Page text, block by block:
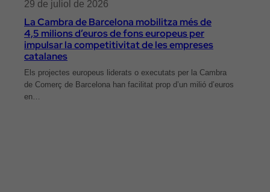
29 de juliol de 2026
La Cambra de Barcelona mobilitza més de
4,5 milions d’euros de fons europeus per
impulsar la competitivitat de les empreses
catalanes
Els projectes europeus liderats o executats per la Cambra
de Comerç de Barcelona han facilitat prop d’un milió d’euros
en…